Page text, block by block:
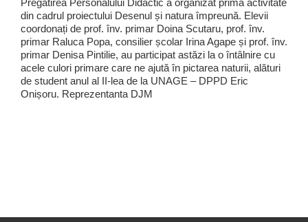
din cadrul proiectului Desenul și natura împreună. Elevii
coordonați de prof. înv. primar Doina Scutaru, prof. înv.
primar Raluca Popa, consilier școlar Irina Agape și prof. înv.
primar Denisa Pintilie, au participat astăzi la o întâlnire cu
acele culori primare care ne ajută în pictarea naturii, alături
de student anul al II-lea de la UNAGE – DPPD Eric
Onișoru. Reprezentanta DJM